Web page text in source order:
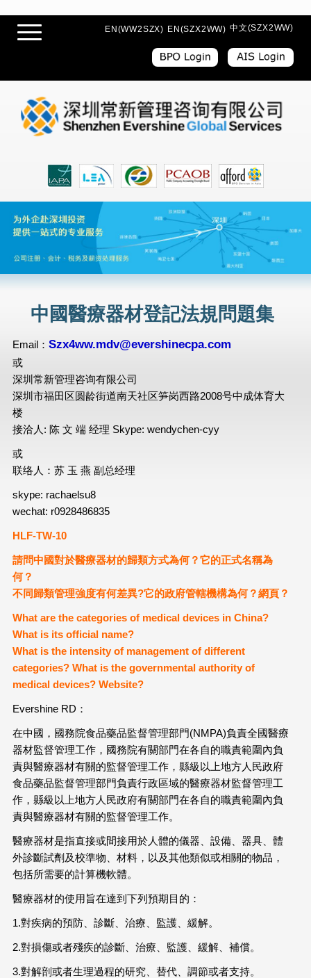
EN(WW2SZX) EN(SZX2WW) 中文(SZX2WW)
中國醫療器材登記法規問題集
Email： Szx4ww.mdv@evershinecpa.com
或
深圳常新管理咨询有限公司
深圳市福田区圆龄街道南天社区笋岗西路2008号中成体育大
楼
接洽人: 陈 文 端 经理 Skype: wendychen-cyy
或
联络人：苏 玉 燕 副总经理
skype: rachaelsu8
wechat: r0928486835
HLF-TW-10
請問中國對於醫療器材的歸類方式為何？它的正式名稱為
何？
不同歸類管理強度有何差異?它的政府管轄機構為何？網頁？
What are the categories of medical devices in China?
What is its official name?
What is the intensity of management of different
categories? What is the governmental authority of
medical devices? Website?
Evershine RD：
在中國，國務院食品藥品監督管理部門(NMPA)負責全國醫療
器材監督管理工作，國務院有關部門在各自的職責範圍內負
責與醫療器材有關的監督管理工作，縣級以上地方人民政府
食品藥品監督管理部門負責行政區域的醫療器材監督管理工
作，縣級以上地方人民政府有關部門在各自的職責範圍內負
責與醫療器材有關的監督管理工作。
醫療器材是指直接或間接用於人體的儀器、設備、器具、體
外診斷試劑及校準物、材料，以及其他類似或相關的物品，
包括所需要的計算機軟體。
醫療器材的使用旨在達到下列預期目的：
1.對疾病的預防、診斷、治療、監護、緩解。
2.對損傷或者殘疾的診斷、治療、監護、緩解、補償。
3.對解剖或者生理過程的研究、替代、調節或者支持。